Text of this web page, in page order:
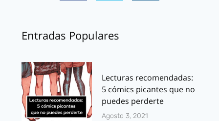
Entradas Populares
Lecturas recomendadas:
5 cómics picantes que no
puedes perderte
Agosto 3, 2021